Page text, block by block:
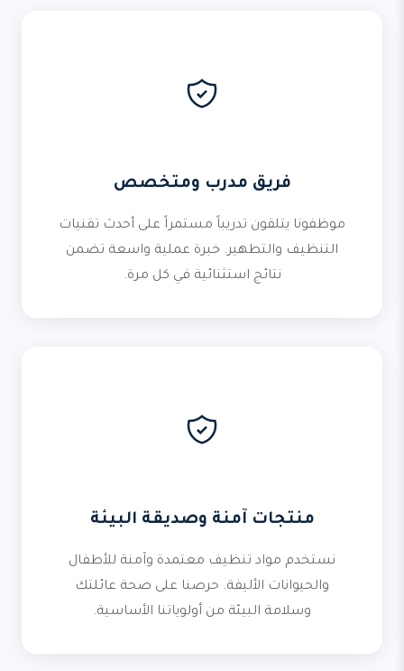
فريق مدرب ومتخصص
موظفونا يتلقون تدريباً مستمراً على أحدث تقنيات
التنظيف والتطهير. خبرة عملية واسعة تضمن
نتائج استثنائية في كل مرة.
منتجات آمنة وصديقة البيئة
نستخدم مواد تنظيف معتمدة وآمنة للأطفال
والحيوانات الأليفة. حرصنا على صحة عائلتك
وسلامة البيئة من أولوياتنا الأساسية.